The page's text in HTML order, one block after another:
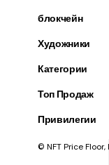
блокчейн
Художники
Категории
Топ Продаж
Привилегии
© NFT Price